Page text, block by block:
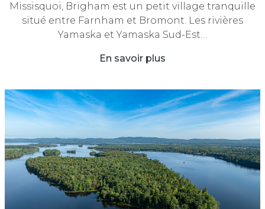
Missisquoi, Brigham est un petit village tranquille
situé entre Farnham et Bromont. Les rivières
Yamaska et Yamaska Sud-Est…
En savoir plus